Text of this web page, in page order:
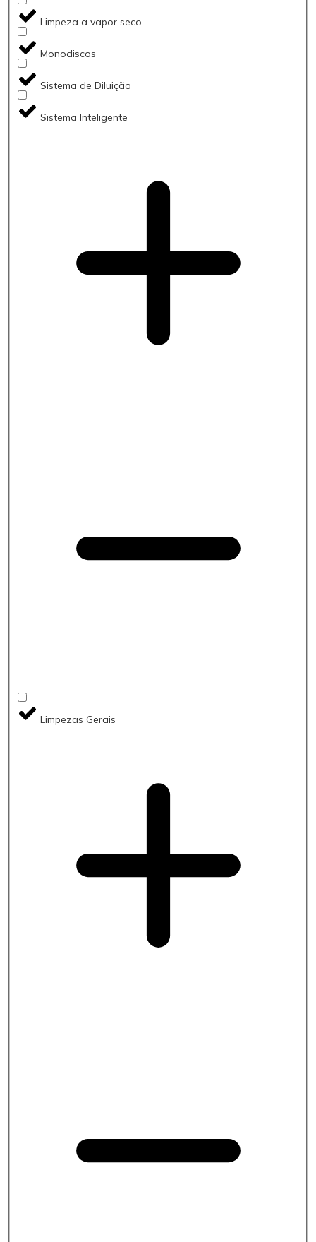
Limpeza a vapor seco
Monodiscos
Sistema de Diluição
Sistema Inteligente
Limpezas Gerais